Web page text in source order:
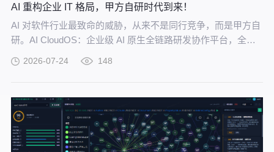
AI 重构企业 IT 格局，甲方自研时代到来！
AI 对软件行业最致命的威胁，从来不是同行竞争，而是甲方自
研。AI CloudOS：企业级 AI 原生全链路研发协作平台，全方
2026-07-24 148